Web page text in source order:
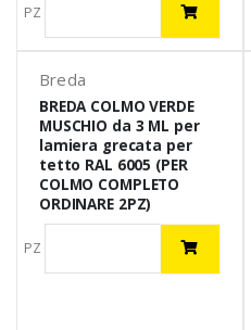
PZ
Breda
BREDA COLMO VERDE
MUSCHIO da 3 ML per
lamiera grecata per
tetto RAL 6005 (PER
COLMO COMPLETO
ORDINARE 2PZ)
PZ